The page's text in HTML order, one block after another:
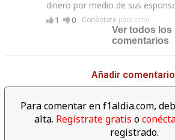
dinero por medio de sus
1 0 Conéctatepara votar
Ver todos los
comentarios
Añadir
Para comentar en f1aldia.com,
alta. Regístrate gratis o
registrado.